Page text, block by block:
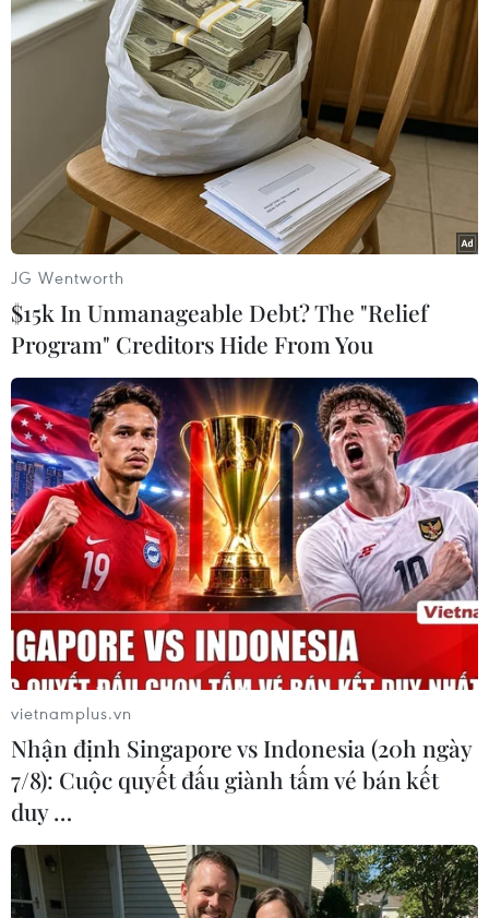
Hiệp ước Toàn cầu về Di cư
Vấn đề người di cư: Gần 8.000 người thiệt
mạng hoặc mất tích năm 2025
Việt Nam-Hàn Quốc thúc đẩy hợp tác quản lý
lao động việc làm và di cư bền vững
Tỉnh Hà Tĩnh sẵn sàng phương án di dời dân cư
tại các vùng nguy hiểm
Vấn đề người di cư: Lật thuyền di cư ngoài khơi
Mauritania, 69 người thiệt mạng
Vấn đề người di cư: Mexico phát hiện 250
người nhồi nhét trên xe tải đến Mỹ
TIN LIÊN QUAN
JG Wentworth
$15k In Unmanageable Debt? The "Relief
Program" Creditors Hide From You
vietnamplus.vn
Nhận định Singapore vs Indonesia (20h ngày
7/8): Cuộc quyết đấu giành tấm vé bán kết
duy …